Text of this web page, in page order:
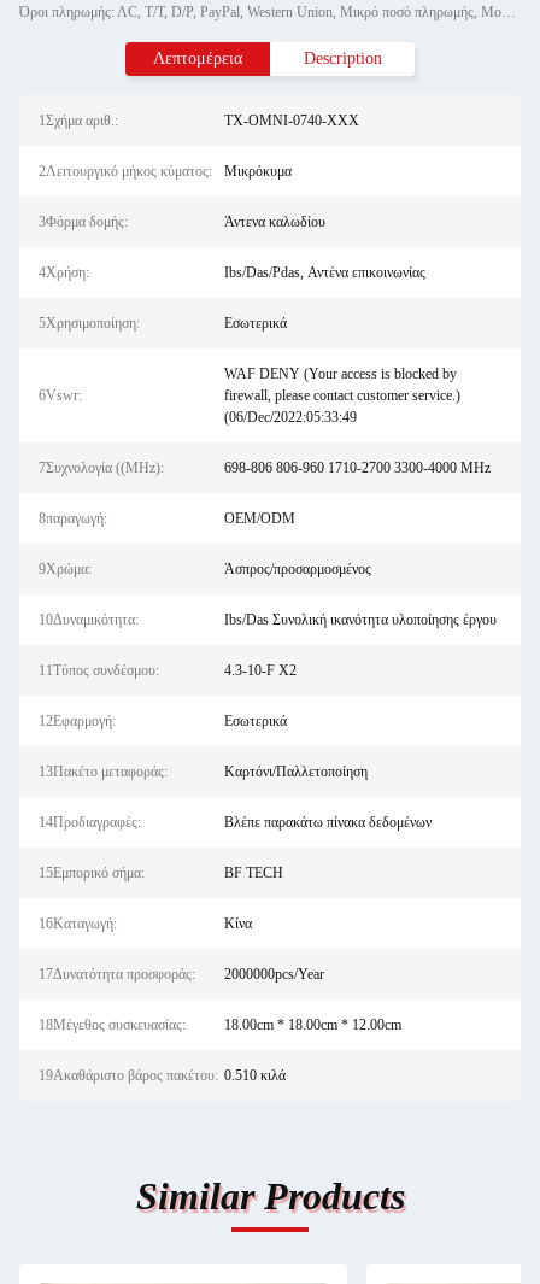
Όροι πληρωμής: ΛC, T/T, D/P, PayPal, Western Union, Μικρό ποσό πληρωμής, Money Gram
Λεπτομέρεια Description
1Σχήμα αριθ.: TX-OMNI-0740-XXX
2Λειτουργικό μήκος κύματος: Μικρόκυμα
3Φόρμα δομής: Άντενα καλωδίου
4Χρήση: Ibs/Das/Pdas, Αντένα επικοινωνίας
5Χρησιμοποίηση: Εσωτερικά
6Vswr:
WAF DENY (Your access is blocked by
firewall, please contact customer service.)
(06/Dec/2022:05:33:49
7Συχνολογία ((MHz): 698-806 806-960 1710-2700 3300-4000 MHz
8παραγωγή: OEM/ODM
9Χρώμα: Άσπρος/προσαρμοσμένος
10Δυναμικότητα: Ibs/Das Συνολική ικανότητα υλοποίησης έργου
11Τύπος συνδέσμου: 4.3-10-F X2
12Εφαρμογή: Εσωτερικά
13Πακέτο μεταφοράς: Καρτόνι/Παλλετοποίηση
14Προδιαγραφές: Βλέπε παρακάτω πίνακα δεδομένων
15Εμπορικό σήμα: BF TECH
16Καταγωγή: Κίνα
17Δυνατότητα προσφοράς: 2000000pcs/Year
18Μέγεθος συσκευασίας: 18.00cm * 18.00cm * 12.00cm
19Ακαθάριστο βάρος πακέτου: 0.510 κιλά
Similar Products